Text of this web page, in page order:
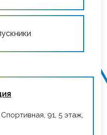
91, 5 этаж,